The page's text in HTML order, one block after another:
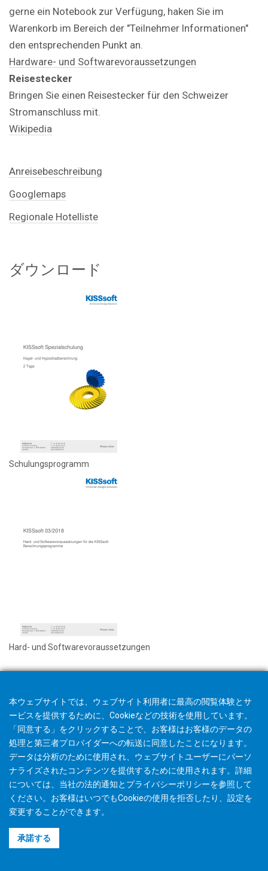
gerne ein Notebook zur Verfügung, haken Sie im
Warenkorb im Bereich der "Teilnehmer Informationen"
den entsprechenden Punkt an.
Hardware- und Softwarevoraussetzungen
Reisestecker
Bringen Sie einen Reisestecker für den Schweizer
Stromanschluss mit.
Wikipedia
Anreisebeschreibung
Googlemaps
Regionale Hotelliste
ダウンロード
Schulungsprogramm
Hard- und Softwarevoraussetzungen
利用規約
本ウェブサイトでは、ウェブサイト利用者に最高の閲覧体験とサ
ービスを提供するために、Cookieなどの技術を使用しています。
「同意する」をクリックすることで、お客様はお客様のデータの
処理と第三者プロバイダーへの転送に同意したことになります。
データは分析のために使用され、ウェブサイトユーザーにパーソ
ナライズされたコンテンツを提供するために使用されます。詳細
については、当社の法的通知と プライバシーポリシーを参照して
ください。お客様はいつでもCookieの使用を拒否したり、 設定を
変更することができます。
承諾する